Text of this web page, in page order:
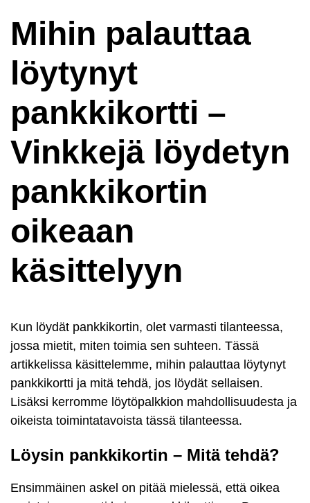
Mihin palauttaa
löytynyt
pankkikortti –
Vinkkejä löydetyn
pankkikortin
oikeaan
käsittelyyn
Kun löydät pankkikortin, olet varmasti tilanteessa,
jossa mietit, miten toimia sen suhteen. Tässä
artikkelissa käsittelemme, mihin palauttaa löytynyt
pankkikortti ja mitä tehdä, jos löydät sellaisen.
Lisäksi kerromme löytöpalkkion mahdollisuudesta ja
oikeista toimintatavoista tässä tilanteessa.
Löysin pankkikortin – Mitä tehdä?
Ensimmäinen askel on pitää mielessä, että oikea